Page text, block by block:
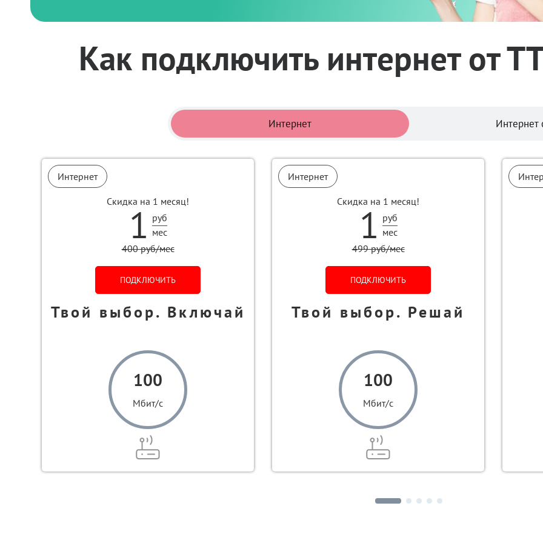
Как подключить интернет от
Интернет Интернет
Тарифы
Интернет
Скидка на 1 месяц!
1 руб
мес
400 руб/мес
ПОДКЛЮЧИТЬ
Твой выбор. Включай
100
Мбит/с
Интернет
Скидка на 1 месяц!
1 руб
мес
499 руб/мес
ПОДКЛЮЧИТЬ
Твой выбор. Решай
100
Мбит/с